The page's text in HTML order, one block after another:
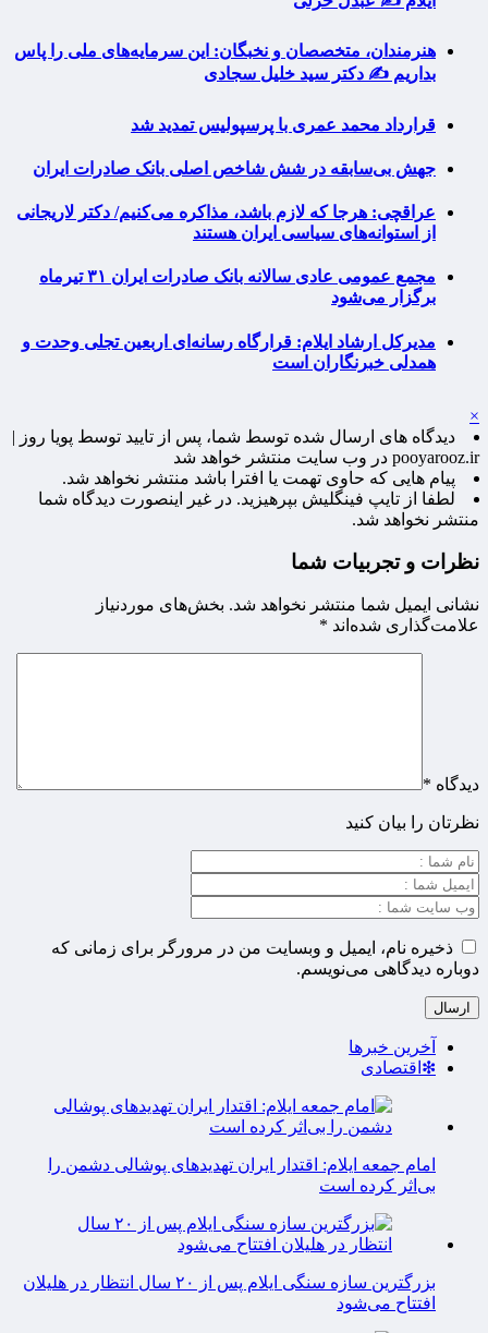
هنرمندان، متخصصان و نخبگان: این سرمایه‌های ملی را پاس
بداریم ✍️ دکتر سید خلیل سجادی
قرارداد محمد عمری با پرسپولیس تمدید شد
جهش بی‌سابقه در شش شاخص اصلی بانک صادرات ایران
عراقچی: هرجا که لازم باشد، مذاکره می‌کنیم/ دکتر لاریجانی
از استوانه‌های سیاسی ایران هستند
مجمع عمومی عادی سالانه بانک صادرات ایران ۳۱ تیرماه
برگزار می‌شود
مدیرکل ارشاد ایلام: قرارگاه رسانه‌ای اربعین تجلی وحدت و
همدلی خبرنگاران است
×
دیدگاه های ارسال شده توسط شما، پس از تایید توسط پویا روز |
pooyarooz.ir در وب سایت منتشر خواهد شد
پیام هایی که حاوی تهمت یا افترا باشد منتشر نخواهد شد.
لطفا از تایپ فینگلیش بپرهیزید. در غیر اینصورت دیدگاه شما
منتشر نخواهد شد.
نظرات و تجربیات شما
نشانی ایمیل شما منتشر نخواهد شد. بخش‌های موردنیاز
علامت‌گذاری شده‌اند *
دیدگاه *
نظرتان را بیان کنید
ذخیره نام، ایمیل و وبسایت من در مرورگر برای زمانی که
دوباره دیدگاهی می‌نویسم.
آخرین خبرها
❇اقتصادی
امام جمعه ایلام: اقتدار ایران تهدیدهای پوشالی دشمن را
بی‌اثر کرده است
بزرگترین سازه سنگی ایلام پس از ۲۰ سال انتظار در هلیلان
افتتاح می‌شود